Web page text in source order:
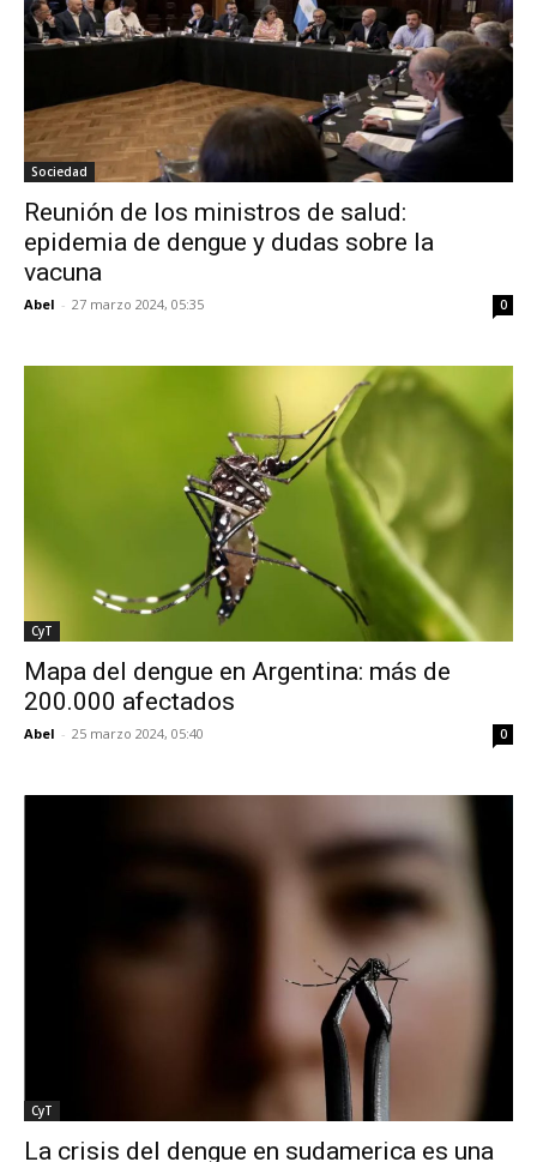
Sociedad
Reunión de los ministros de salud:
epidemia de dengue y dudas sobre la
vacuna
Abel - 27 marzo 2024, 05:35 0
CyT
Mapa del dengue en Argentina: más de
200.000 afectados
Abel - 25 marzo 2024, 05:40 0
CyT
La crisis del dengue en sudamerica es una